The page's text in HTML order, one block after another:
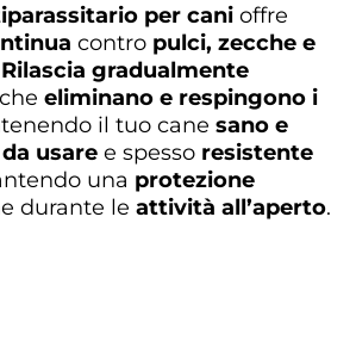
per cani offre
contro pulci, zecche e
Rilascia gradualmente
che eliminano e respingono i
il tuo cane sano e
usare e spesso resistente
una protezione
durante le attività all’aperto.